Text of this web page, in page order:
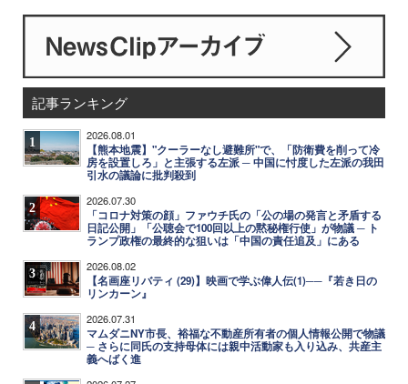
記事ランキング
1 2026.08.01
【熊本地震】"クーラーなし避難所"で、「防衛費を削って冷
房を設置しろ」と主張する左派 ─ 中国に忖度した左派の我田
引水の議論に批判殺到
2 2026.07.30
「コロナ対策の顔」ファウチ氏の「公の場の発言と矛盾する
日記公開」「公聴会で100回以上の黙秘権行使」が物議 ─ ト
ランプ政権の最終的な狙いは「中国の責任追及」にある
3 2026.08.02
【名画座リバティ (29)】映画で学ぶ偉人伝(1)──『若き日の
リンカーン』
4 2026.07.31
マムダニNY市長、裕福な不動産所有者の個人情報公開で物議
─ さらに同氏の支持母体には親中活動家も入り込み、共産主
義へばく進